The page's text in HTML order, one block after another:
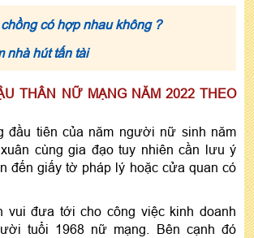
có hợp nhau không ?
nhà hút tấn tài
THÂN NỮ MẠNG NĂM 2022 THEO
đầu tiên của năm người nữ sinh năm
cùng gia đạo tuy nhiên cần lưu ý
đến giấy tờ pháp lý hoặc cửa quan có
vui đưa tới cho công việc kinh doanh
tuổi 1968 nữ mạng. Bên cạnh đó